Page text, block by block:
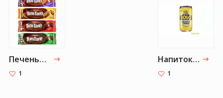
Печенье Tim Tam
1
Напиток Solo Original Lemonade
1